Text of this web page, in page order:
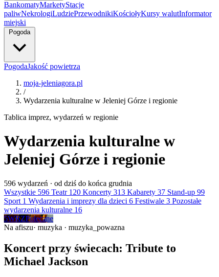
BankomatyMarketyStacje
paliwNekrologiLudziePrzewodnikiKościołyKursy walutInformator
miejski
Pogoda
PogodaJakość powietrza
moja-jeleniagora.pl
/
Wydarzenia kulturalne w Jeleniej Górze i regionie
Tablica imprez, wydarzeń w regionie
Wydarzenia kulturalne w
Jeleniej Górze i regionie
596 wydarzeń · od dziś do końca grudnia
Wszystkie 596 Teatr 120 Koncerty 313 Kabarety 37 Stand-up 99
Sport 1 Wydarzenia i imprezy dla dzieci 6 Festiwale 3 Pozostałe
wydarzenia kulturalne 16
5WRZPolecane
Na afiszu· muzyka · muzyka_powazna
Koncert przy świecach: Tribute to
Michael Jackson